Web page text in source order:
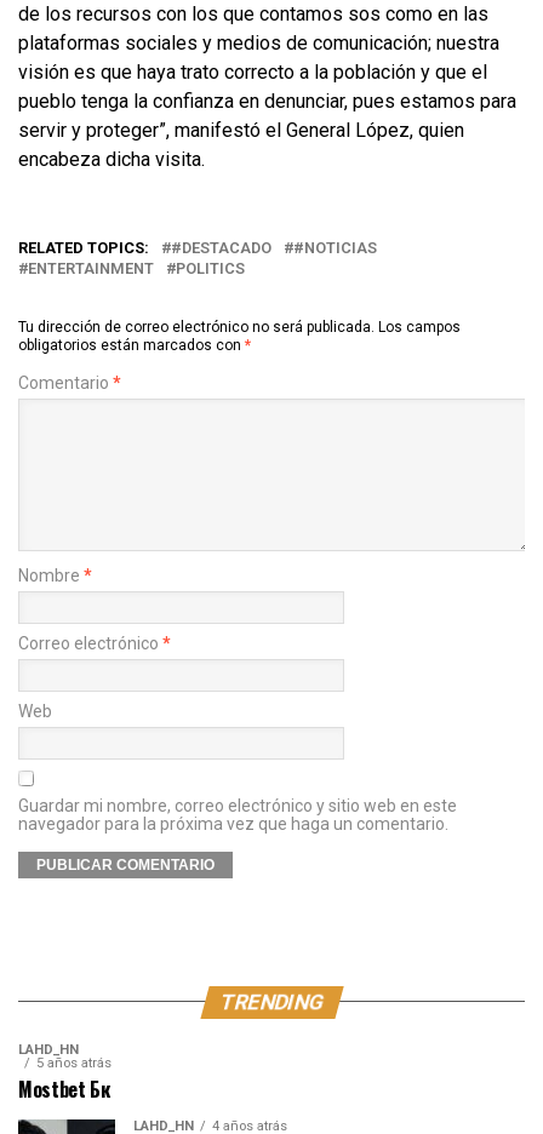
de los recursos con los que contamos sos como en las
plataformas sociales y medios de comunicación; nuestra
visión es que haya trato correcto a la población y que el
pueblo tenga la confianza en denunciar, pues estamos para
servir y proteger”, manifestó el General López, quien
encabeza dicha visita.
RELATED TOPICS: #DESTACADO
#NOTICIAS
ENTERTAINMENT
POLITICS
Tu dirección de correo electrónico no será publicada. Los campos
obligatorios están marcados con *
Comentario *
Nombre *
Correo electrónico *
Web
Guardar mi nombre, correo electrónico y sitio web en este
navegador para la próxima vez que haga un comentario.
TRENDING
LAHD_HN
5 años atrás
Mostbet Бк
LAHD_HN 4 años atrás